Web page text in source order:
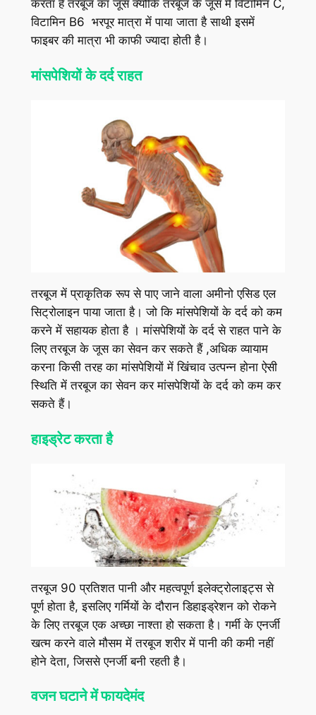
करता है तरबूज का जूस क्योंकि तरबूज के जूस में विटामिन C,
विटामिन B6 भरपूर मात्रा में पाया जाता है साथी इसमें
फाइबर की मात्रा भी काफी ज्यादा होती है।
मांसपेशियों के दर्द राहत
तरबूज में प्राकृतिक रूप से पाए जाने वाला अमीनो एसिड एल
सिट्रोलाइन पाया जाता है। जो कि मांसपेशियों के दर्द को कम
करने में सहायक होता है । मांसपेशियों के दर्द से राहत पाने के
लिए तरबूज के जूस का सेवन कर सकते हैं ,अधिक व्यायाम
करना किसी तरह का मांसपेशियों में खिंचाव उत्पन्न होना ऐसी
स्थिति में तरबूज का सेवन कर मांसपेशियों के दर्द को कम कर
सकते हैं।
हाइड्रेट करता है
तरबूज 90 प्रतिशत पानी और महत्वपूर्ण इलेक्ट्रोलाइट्स से
पूर्ण होता है, इसलिए गर्मियों के दौरान डिहाइड्रेशन को रोकने
के लिए तरबूज एक अच्‍छा नाश्‍ता हो सकता है। गर्मी के एनर्जी
खत्म करने वाले मौसम में तरबूज शरीर में पानी की कमी नहीं
होने देता, जिससे एनर्जी बनी रहती है।
वजन घटाने में फायदेमंद